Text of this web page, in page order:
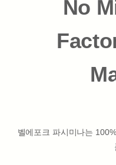
No
벨에포크 파시미나는